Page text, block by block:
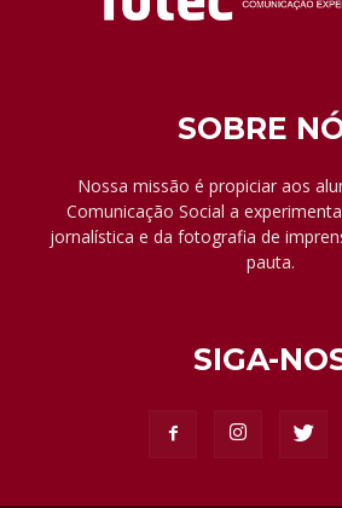
SOBRE
Nossa missão é propiciar aos
Comunicação Social a
jornalística e da fotografia de
pauta.
SIGA-